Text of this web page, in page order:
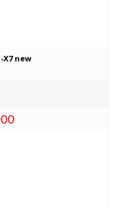
X7 new